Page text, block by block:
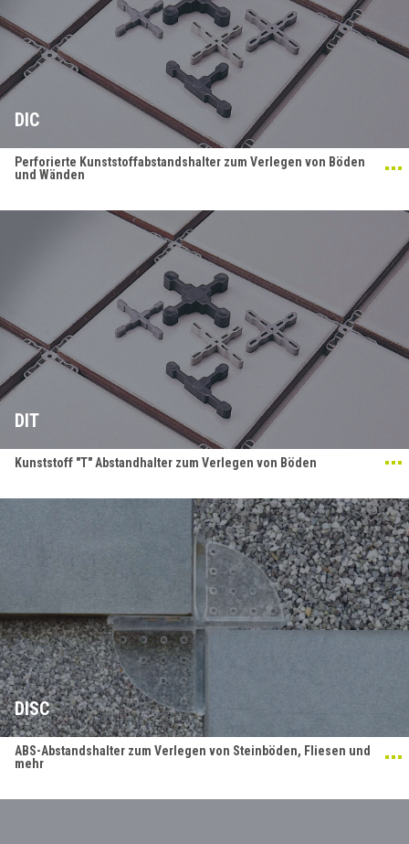
DIC
Perforierte Kunststoffabstandshalter zum Verlegen von Böden
und Wänden
DIT
Kunststoff "T" Abstandhalter zum Verlegen von Böden
DISC
ABS-Abstandshalter zum Verlegen von Steinböden, Fliesen und
mehr